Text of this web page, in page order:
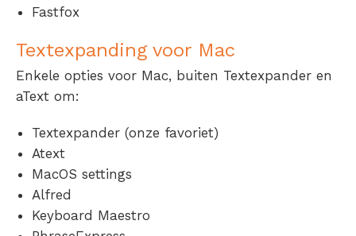
Fastfox
Textexpanding voor Mac
Enkele opties voor Mac, buiten Textexpander en
aText om:
Textexpander (onze favoriet)
Atext
MacOS settings
Alfred
Keyboard Maestro